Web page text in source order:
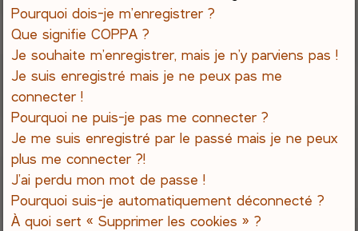
Pourquoi dois-je m’enregistrer ?
Que signifie COPPA ?
Je souhaite m’enregistrer, mais je n’y parviens pas !
Je suis enregistré mais je ne peux pas me
connecter !
Pourquoi ne puis-je pas me connecter ?
Je me suis enregistré par le passé mais je ne peux
plus me connecter ?!
J’ai perdu mon mot de passe !
Pourquoi suis-je automatiquement déconnecté ?
À quoi sert « Supprimer les cookies » ?